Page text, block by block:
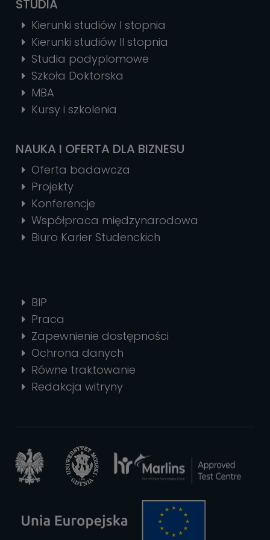
STUDIA
Kierunki studiów I stopnia
Kierunki studiów II stopnia
Studia podyplomowe
Szkoła Doktorska
MBA
Kursy i szkolenia
NAUKA I OFERTA DLA BIZNESU
Oferta badawcza
Projekty
Konferencje
Współpraca międzynarodowa
Biuro Karier Studenckich
BIP
Praca
Zapewnienie dostępności
Ochrona danych
Równe traktowanie
Redakcja witryny